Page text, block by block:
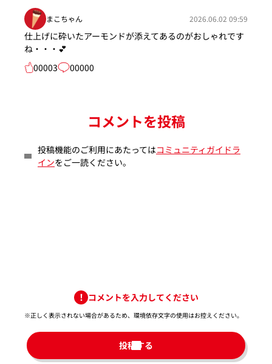
まこちゃん 2026.06.02 09:59
仕上げに砕いたアーモンドが添えてあるのがおしゃれです
ね・・・💕
00003
00000
コメントを投稿
投稿機能のご利用にあたってはコミュニティガイドラ
インをご一読ください。
コメントを入力してください
※正しく表示されない場合があるため、環境依存文字の使用はお控えください。​
投稿する